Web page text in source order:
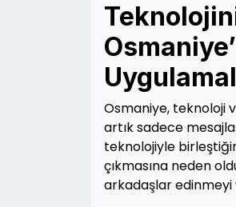
Osmaniye, teknoloji
artık sadece
teknolojiyle
çıkmasına neden
arkadaşlar edinmeyi